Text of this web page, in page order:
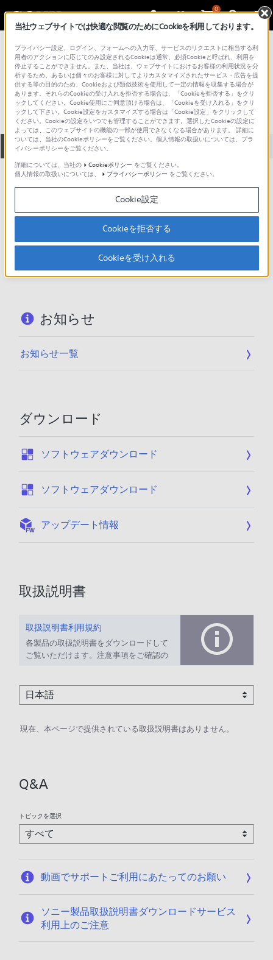
0
総合サポート・お問い合わせ プロフェッショナル／業務用
BKM-202FN
全て ダウンロード 取扱説明書 Q&A
製品に関する重要なお知らせ
お知らせ
製品に関する重要なお知らせ
重要なお知らせ一覧
お知らせ
お知らせ一覧
ダウンロード
ソフトウェアダウンロード
ソフトウェアダウンロード
アップデート情報
取扱説明書
取扱説明書利用規約
各製品の取扱説明書をダウンロードして
ご覧いただけます。注意事項をご確認の
現在、本ページで提供されている取扱説明書はありません。
Q&A
トピックを選択
動画でサポートご利用にあたってのお願い
ソニー製品取扱説明書ダウンロードサービス
利用上のご注意
当社ウェブサイトでは快適な閲覧のためにCookieを利用しております。
プライバシー設定、ログイン、フォームへの入力等、サービスのリクエストに相当する利
用者のアクションに応じてのみ設定されるCookieは通常、必須Cookieと呼ばれ、利用を
停止することができません。また、当社は、ウェブサイトにおけるお客様の利用状況を分
析するため、あるいは個々のお客様に対してよりカスタマイズされたサービス・広告を提
供する等の目的のため、Cookieおよび類似技術を使用して一定の情報を収集する場合が
あります。それらのCookieの受け入れを拒否する場合は、「Cookieを拒否する」をクリ
ックしてください。Cookie使用にご同意頂ける場合は、「Cookieを受け入れる」をクリ
ックして下さい。Cookie設定をカスタマイズする場合は「Cookie設定」をクリックして
ください。Cookieの設定をいつでも管理することができます。選択したCookieの設定に
よっては、このウェブサイトの機能の一部が使用できなくなる場合があります。 詳細に
ついては、当社のCookieポリシーをご覧ください。個人情報の取扱いについては、プラ
イバシーポリシーをご覧ください。
詳細については、当社の
Cookieポリシー をご覧ください。
個人情報の取扱いについては、
プライバシーポリシー をご覧ください。
Cookie設定
Cookieを拒否する
Cookieを受け入れる